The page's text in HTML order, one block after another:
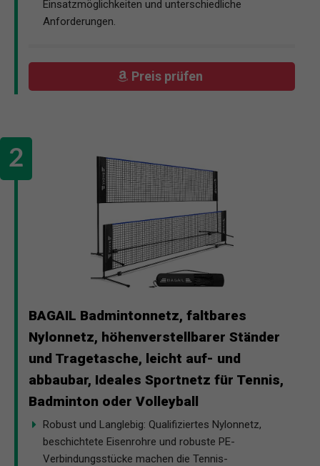
Einsatzmöglichkeiten und unterschiedliche
Anforderungen.
Preis prüfen
BAGAIL Badmintonnetz, faltbares
Nylonnetz, höhenverstellbarer Ständer
und Tragetasche, leicht auf- und
abbaubar, Ideales Sportnetz für Tennis,
Badminton oder Volleyball
Robust und Langlebig: Qualifiziertes Nylonnetz,
beschichtete Eisenrohre und robuste PE-
Verbindungsstücke machen die Tennis-